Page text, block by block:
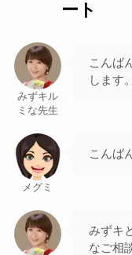
ート
みずキル
ミな先生
こんば
します。
メグミ
こんば
みずキ
なご相